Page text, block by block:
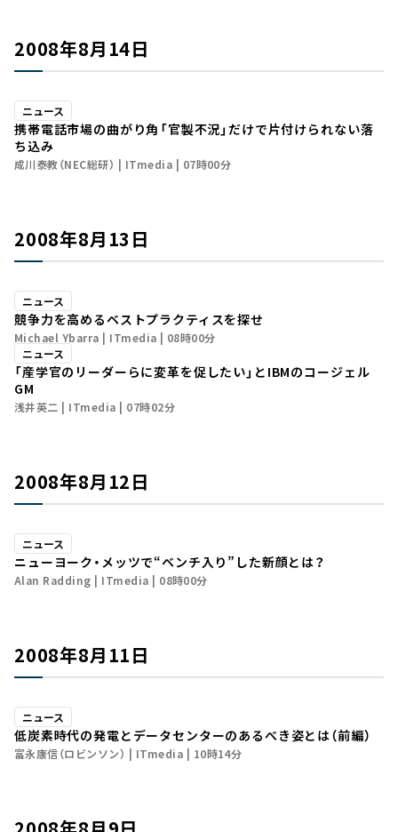
2008年8月14日
ニュース
携帯電話市場の曲がり角――「官製不況」だけで片付けられない落
ち込み
成川泰教（NEC総研） ITmedia 07時00分
2008年8月13日
ニュース
競争力を高めるベストプラクティスを探せ
Michael Ybarra ITmedia
08時00分
ニュース
「産学官のリーダーらに変革を促したい」とIBMのコージェル
GM
浅井英二 ITmedia 07時02分
2008年8月12日
ニュース
ニューヨーク・メッツで“ベンチ入り”した新顔とは？
Alan Radding ITmedia 08時00分
2008年8月11日
ニュース
低炭素時代の発電とデータセンターのあるべき姿とは（前編）
富永康信（ロビンソン） ITmedia 10時14分